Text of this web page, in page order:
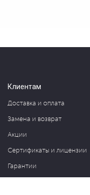
Клиентам
Доставка и оплата
Замена и возврат
Акции
Сертификаты и лицензии
Гарантии